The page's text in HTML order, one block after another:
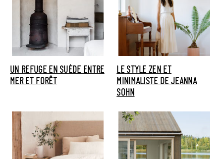
UN REFUGE EN SUÈDE ENTRE
MER ET FORÊT
LE STYLE ZEN ET
MINIMALISTE DE JEANNA
SOHN